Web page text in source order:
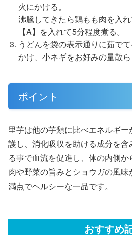
火にかける。
沸騰してきたら鶏もも肉を入
【A】を入れて5分程度煮る。
うどんを袋の表示通りに茹で
かけ、小ネギをお好みの量散ら
ポイント
里芋は他の芋類に比べエネルギ
護し、消化吸収を助ける成分を含
る事で血流を促進し、体の内側か
肉や野菜の旨みとショウガの風
満点でヘルシーな一品です。
おすすめ